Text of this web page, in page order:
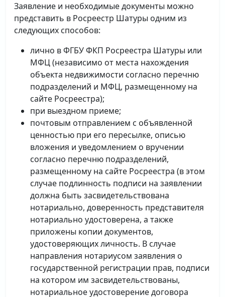
Заявление и необходимые документы можно
представить в Росреестр Шатуры одним из
следующих способов:
лично в ФГБУ ФКП Росреестра Шатуры или
МФЦ (независимо от места нахождения
объекта недвижимости согласно перечню
подразделений и МФЦ, размещенному на
сайте Росреестра);
при выездном приеме;
почтовым отправлением с объявленной
ценностью при его пересылке, описью
вложения и уведомлением о вручении
согласно перечню подразделений,
размещенному на сайте Росреестра (в этом
случае подлинность подписи на заявлении
должна быть засвидетельствована
нотариально, доверенность представителя
нотариально удостоверена, а также
приложены копии документов,
удостоверяющих личность. В случае
направления нотариусом заявления о
государственной регистрации прав, подписи
на котором им засвидетельствованы,
нотариальное удостоверение договора